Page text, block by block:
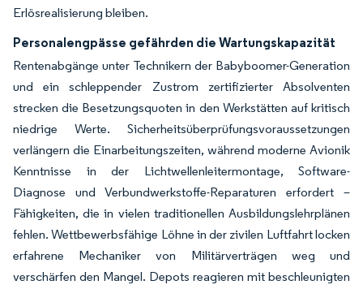
Erlösrealisierung bleiben.
Personalengpässe gefährden die Wartungskapazität
Rentenabgänge unter Technikern der Babyboomer-Generation
und ein schleppender Zustrom zertifizierter Absolventen
strecken die Besetzungsquoten in den Werkstätten auf kritisch
niedrige Werte. Sicherheitsüberprüfungsvoraussetzungen
verlängern die Einarbeitungszeiten, während moderne Avionik
Kenntnisse in der Lichtwellenleitermontage, Software-
Diagnose und Verbundwerkstoffe-Reparaturen erfordert –
Fähigkeiten, die in vielen traditionellen Ausbildungslehrplänen
fehlen. Wettbewerbsfähige Löhne in der zivilen Luftfahrt locken
erfahrene Mechaniker von Militärverträgen weg und
verschärfen den Mangel. Depots reagieren mit beschleunigten